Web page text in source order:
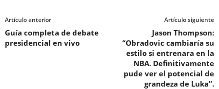
Artículo anterior
Guía completa de debate
presidencial en vivo
Artículo siguiente
Jason Thompson:
“Obradovic cambiaría su
estilo si entrenara en la
NBA. Definitivamente
pude ver el potencial de
grandeza de Luka”.